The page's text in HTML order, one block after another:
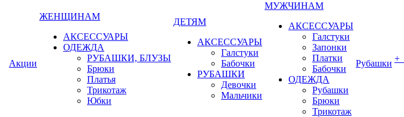
Акции
ЖЕНЩИНАМ
АКСЕССУАРЫ
ОДЕЖДА
РУБАШКИ, БЛУЗЫ
Брюки
Платья
Трикотаж
Юбки
ДЕТЯМ
АКСЕССУАРЫ
Галстуки
Бабочки
РУБАШКИ
Девочки
Мальчики
МУЖЧИНАМ
АКСЕССУАРЫ
Галстуки
Запонки
Платки
Бабочки
ОДЕЖДА
Рубашки
Брюки
Трикотаж
Рубашки +